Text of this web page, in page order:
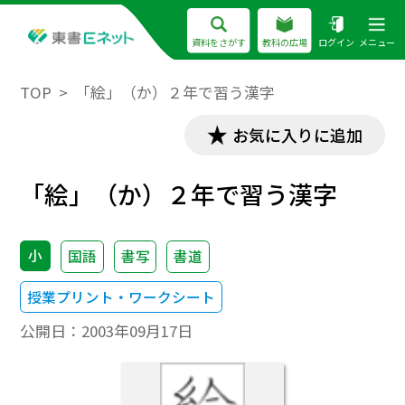
資料をさがす 教科の広場 ログイン メニュー
TOP 「絵」（か）２年で習う漢字
お気に入りに追加
「絵」（か）２年で習う漢字
小 国語 書写
書道
授業プリント・ワークシート
公開日： 2003年09月17日